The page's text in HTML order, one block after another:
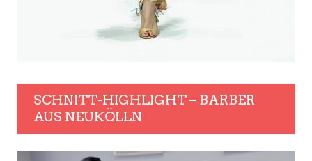
SCHNITT-HIGHLIGHT – BARBER
AUS NEUKÖLLN